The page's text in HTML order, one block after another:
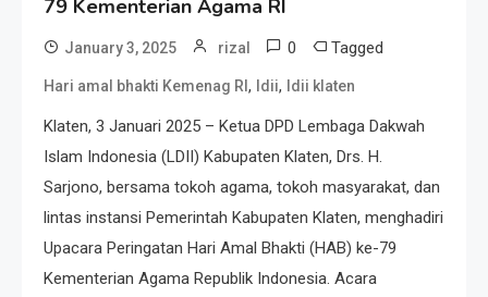
79 Kementerian Agama RI
January 3, 2025 rizal 0 Tagged
Hari amal bhakti Kemenag RI , ldii, ldii klaten
Klaten, 3 Januari 2025 – Ketua DPD Lembaga Dakwah
Islam Indonesia (LDII) Kabupaten Klaten, Drs. H.
Sarjono, bersama tokoh agama, tokoh masyarakat, dan
lintas instansi Pemerintah Kabupaten Klaten, menghadiri
Upacara Peringatan Hari Amal Bhakti (HAB) ke-79
Kementerian Agama Republik Indonesia. Acara